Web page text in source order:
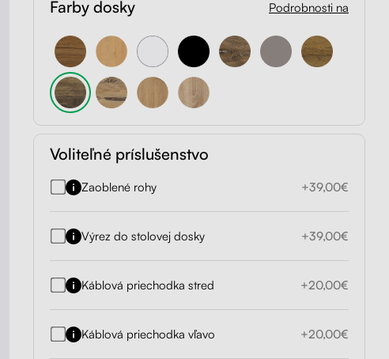
Farby dosky Podrobnosti na
Voliteľné príslušenstvo
Zaoblené rohy +39,00€
Výrez do stolovej dosky +39,00€
Káblová priechodka stred +20,00€
Káblová priechodka vľavo +20,00€